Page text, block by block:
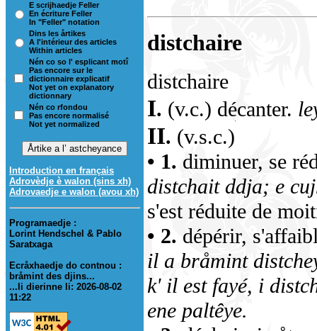
E scrijhaedje Feller
En écriture Feller
In "Feller" notation
Dins les årtikes
A l'intérieur des articles
Within articles
Nén co so l' esplicant motî
Pas encore sur le
dictionnaire explicatif
Not yet on explanatory
dictionnary
Nén co rfondou
Pas encore normalisé
Not yet normalized
Introduction en français
Adrovèdje è walon (sins xh)
Adrovaedje e walon (avou xh)
Programaedje :
Lorint Hendschel & Pablo
Saratxaga
Ecråxhaedje do contnou :
bråmint des djins...
...li dierinne li: 2026-08-02
11:22
distchaire
distchaire
I. (v.c.) décanter.
II. (v.s.c.)
• 1. diminuer, se
distchait ddja; e
s'est réduite de
• 2. dépérir,
il a bråmint
k' il est fayé, i
ene paltêye.